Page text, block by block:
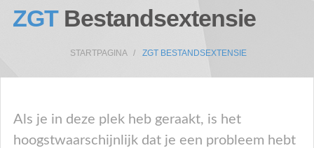
ZGTBestandsextensie
STARTPAGINA ZGT BESTANDSEXTENSIE
Als je in deze plek heb geraakt, is het
hoogstwaarschijnlijk dat je een probleem hebt